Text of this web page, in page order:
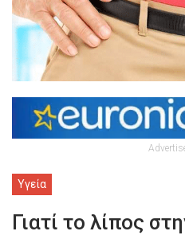
Υγεία
Γιατί το λίπος